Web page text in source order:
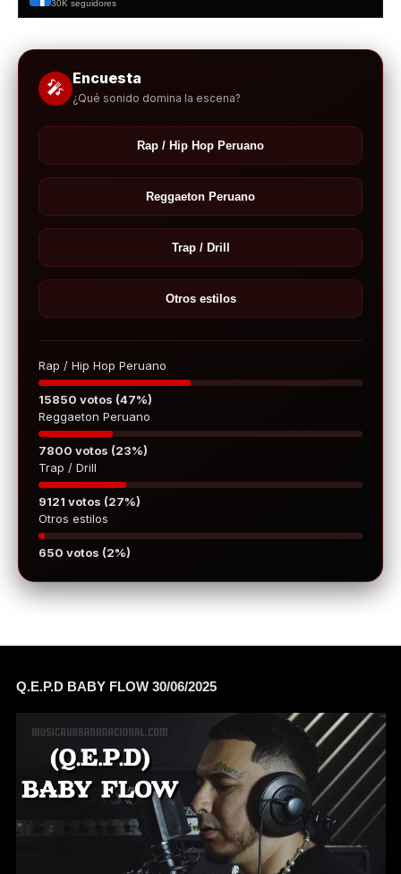
30K seguidores
🎤 Encuesta
¿Qué sonido domina la escena?
Rap / Hip Hop Peruano
Reggaeton Peruano
Trap / Drill
Otros estilos
Rap / Hip Hop Peruano
15850 votos (47%)
Reggaeton Peruano
7800 votos (23%)
Trap / Drill
9121 votos (27%)
Otros estilos
650 votos (2%)
Q.E.P.D BABY FLOW 30/06/2025